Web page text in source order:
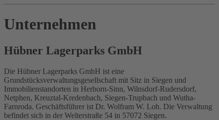
Unternehmen
Hübner Lagerparks GmbH
Die Hübner Lagerparks GmbH ist eine
Grundstücksverwaltungsgesellschaft mit Sitz in Siegen und
Immobilienstandorten in Herborn-Sinn, Wilnsdorf-Rudersdorf,
Netphen, Kreuztal-Kredenbach, Siegen-Trupbach und Wutha-
Farnroda. Geschäftsführer ist Dr. Wolfram W. Loh. Die Verwaltung
befindet sich in der Welterstraße 54 in 57072 Siegen.